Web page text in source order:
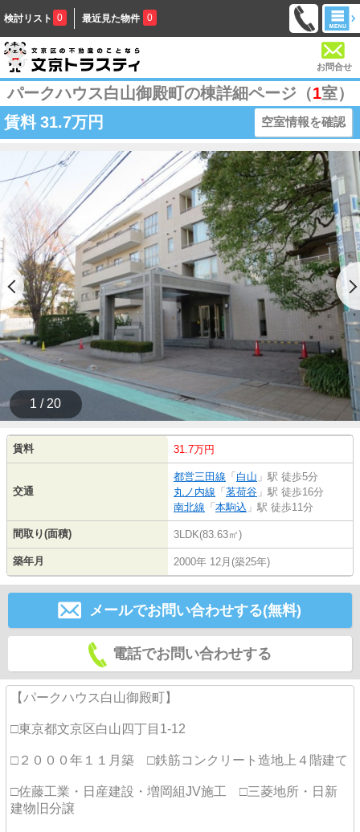
検討リスト 0 最近見た物件 0
お問合せ
パークハウス白山御殿町の棟詳細ページ（1室）
賃料 31.7万円 空室情報を確認
1 / 20
賃料 31.7万円
交通
都営三田線 「 白山 」駅 徒歩5分
丸ノ内線 「 茗荷谷 」駅 徒歩16分
南北線 「 本駒込 」駅 徒歩11分
間取り(面積) 3LDK(83.63㎡)
築年月 2000年 12月(築25年)
メールでお問い合わせする(無料)
電話でお問い合わせする
【パークハウス白山御殿町】
□東京都文京区白山四丁目1-12
□２０００年１１月築 □鉄筋コンクリート造地上４階建て
□佐藤工業・日産建設・増岡組JV施工 □三菱地所・日新
建物旧分譲